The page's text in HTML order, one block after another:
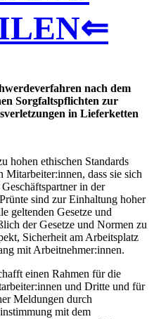
nach dem
Sorgfaltspflichten zur
in Lieferketten
hohen ethischen Standards
dass sie sich
in der
sind zur Einhaltung hoher
geltenden Gesetze und
der Gesetze und Normen zu
Sicherheit am Arbeitsplatz
mit Arbeitnehmer:innen.
einen Rahmen für die
und Dritte und für
Meldungen durch
mit dem